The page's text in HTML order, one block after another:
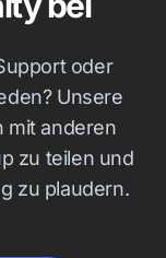
oder
Unsere
mit anderen
zu teilen und
zu plaudern.